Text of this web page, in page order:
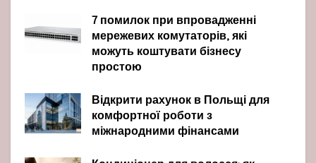
7 помилок при впровадженні
мережевих комутаторів, які
можуть коштувати бізнесу
простою
Відкрити рахунок в Польщі для
комфортної роботи з
міжнародними фінансами